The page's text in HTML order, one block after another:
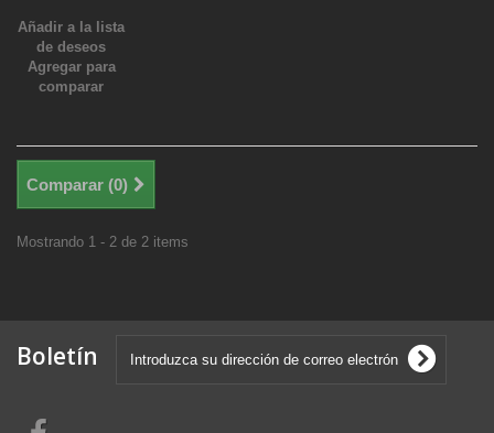
Añadir a la lista
de deseos
Agregar para
comparar
Comparar (0)
Mostrando 1 - 2 de 2 items
Boletín